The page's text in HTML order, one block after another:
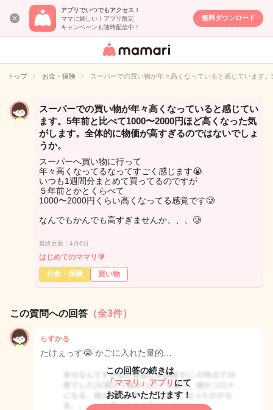
アプリでいつでもアクセス！
ママに嬉しい！アプリ限定
キャンペーンも随時配信中！
無料ダウンロード
女性専用匿名QA
イト
トップ お金・保険 スーパーでの買い物が年々高くなっていると感じています
スーパーでの買い物が年々高くなっていると感じてい
ます。5年前と比べて1000〜2000円ほど高くなった気
がします。全体的に物価が高すぎるのではないでしょ
うか。
スーパーへ買い物に行って
年々高くなってるなってすごく感じます😭
いつも1週間分まとめて買ってるのですが
５年前とかとくらべて
1000〜2000円くらい高くなってる感覚です🥲
なんでもかんでも高すぎませんか、、、🥲
最終更新：4月6日
はじめてのママリ🔰
お金・保険
買い物
この質問への回答 （全3件）
らすかる
たけぇっす😭 かごに入れた量的…
この回答の続きは
「ママリ」アプリ にて
お読みいただけます！